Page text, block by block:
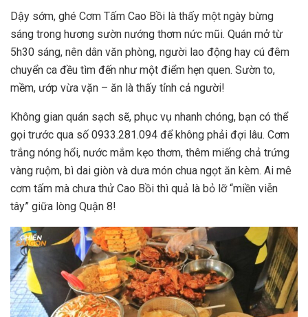
Dậy sớm, ghé Cơm Tấm Cao Bồi là thấy một ngày bừng
sáng trong hương sườn nướng thơm nức mũi. Quán mở từ
5h30 sáng, nên dân văn phòng, người lao động hay cú đêm
chuyển ca đều tìm đến như một điểm hẹn quen. Sườn to,
mềm, ướp vừa vặn – ăn là thấy tỉnh cả người!
Không gian quán sạch sẽ, phục vụ nhanh chóng, bạn có thể
gọi trước qua số 0933.281.094 để không phải đợi lâu. Cơm
trắng nóng hổi, nước mắm kẹo thơm, thêm miếng chả trứng
vàng ruộm, bì dai giòn và dưa món chua ngọt ăn kèm. Ai mê
cơm tấm mà chưa thử Cao Bồi thì quả là bỏ lỡ “miền viễn
tây” giữa lòng Quận 8!